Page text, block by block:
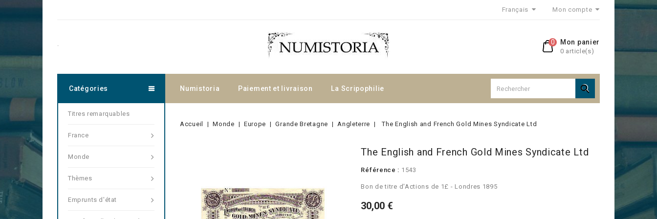
Français Mon compte
Mon panier
0 article(s)
0
.
Numistoria Paiement et livraison La Scripophilie 
Catégories
Titres remarquables
France
Monde
Thèmes
Emprunts d'état
Accueil Monde Europe Grande Bretagne Angleterre The English and French Gold Mines Syndicate Ltd
The English and French Gold Mines Syndicate Ltd
Référence : 1543
Bon de titre d'Actions de 1£ - Londres 1895
30,00 €